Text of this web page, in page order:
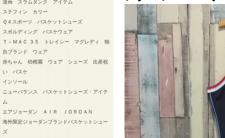
漫画 スラムダンク アイテム
ステフィン カリー
Ｑ４スポーツ バスケットシューズ
スポルディング バスケウェア
Ｔ－ＭＡＣ ３５ トレイシー マグレディ 独
自ブランド ウェア
赤ちゃん 幼稚園 ウェア シューズ 出産祝
い バスケ
インソール
ニューバランス バスケットシューズ・アイテ
ム
エアジョーダン ＡＩＲ ＪＯＲＤＡＮ
海外限定ジョーダンブランドバスケットシュー
ズ